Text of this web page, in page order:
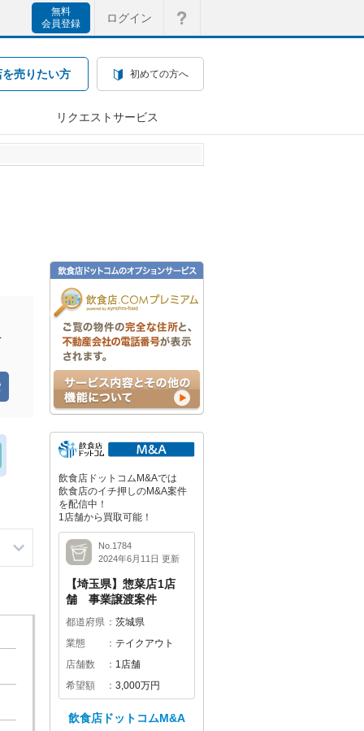
無料
会員登録
ログイン
を売りたい方 初めての方へ
リクエストサービス
飲食店ドットコムM&Aでは
飲食店のイチ押しのM&A案件
を配信中！
1店舗から買取可能！
No.1784
2024年6月11日 更新
【埼玉県】惣菜店1店
舗 事業譲渡案件
都道府県
茨城県
業態
テイクアウト
店舗数
1店舗
希望額
3,000万円
飲食店ドットコムM&A